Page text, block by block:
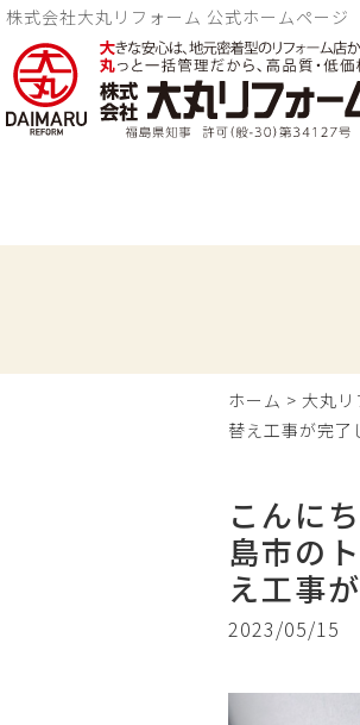
株式会社大丸リフォーム 公式ホームページ
ホーム > 大丸
替え工事が完了
こんに
島市の
え工事
2023/05/15